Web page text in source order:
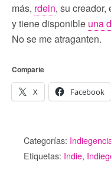
más, rdein, su creador,
y tiene disponible una
No se me atraganten.
Comparte
X Facebook
Categorías:
Etiquetas: Indie,